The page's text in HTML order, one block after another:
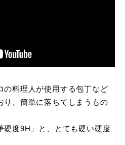
の料理人が使用する包丁など
り、簡単に落ちてしまうもの
硬度9H」と、とても硬い硬度